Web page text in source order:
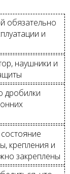
обязательно
и
наушники и
дробилки
крепления и
закреплены